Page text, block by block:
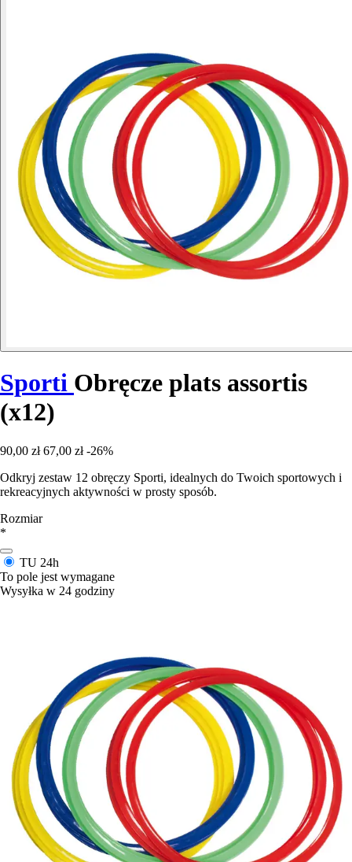
Sporti Obręcze plats assortis
(x12)
90,00 zł 67,00 zł -26%
Odkryj zestaw 12 obręczy Sporti, idealnych do Twoich sportowych i
rekreacyjnych aktywności w prosty sposób.
Rozmiar
*
TU 24h
To pole jest wymagane
Wysyłka w 24 godziny